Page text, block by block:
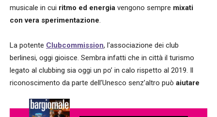
musicale in cui ritmo ed energia vengono sempre mixati
con vera sperimentazione.
La potente Clubcommission, l'associazione dei club
berlinesi, oggi gioisce. Sembra infatti che in città il turismo
legato al clubbing sia oggi un po’ in calo rispetto al 2019. Il
riconoscimento da parte dell’Unesco senz’altro può aiutare